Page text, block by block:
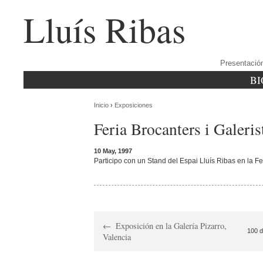
Lluís Ribas
Inicio › Exposiciones
Feria Brocanters i
10 May, 1997
Participo con un Stand del Espai Lluís Ribas en la
Exposición en la Galería Pizarro,
Valencia
100